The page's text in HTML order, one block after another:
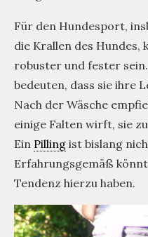
Für den Hundesport,
die Krallen des Hundes,
robuster und fester
bedeuten, dass sie ihre
Nach der Wäsche
einige Falten wirft, sie
Ein Pilling ist bislang
Erfahrungsgemäß
Tendenz hierzu haben.